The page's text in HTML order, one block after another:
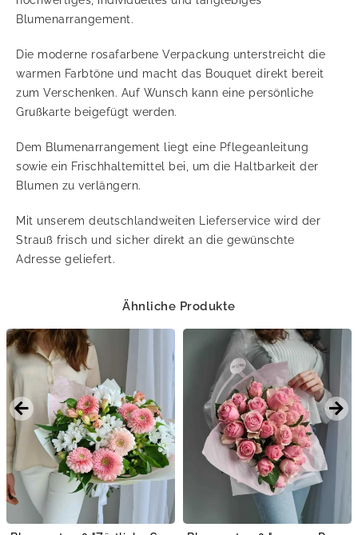
Blumenarrangement.
Die moderne rosafarbene Verpackung unterstreicht die
warmen Farbtöne und macht das Bouquet direkt bereit
zum Verschenken. Auf Wunsch kann eine persönliche
Grußkarte beigefügt werden.
Dem Blumenarrangement liegt eine Pflegeanleitung
sowie ein Frischhaltemittel bei, um die Haltbarkeit der
Blumen zu verlängern.
Mit unserem deutschlandweiten Lieferservice wird der
Strauß frisch und sicher direkt an die gewünschte
Adresse geliefert.
Ähnliche Produkte